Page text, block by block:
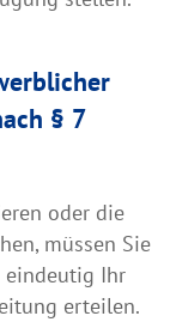
§ 7
oder die
müssen Sie
eindeutig Ihr
erteilen.